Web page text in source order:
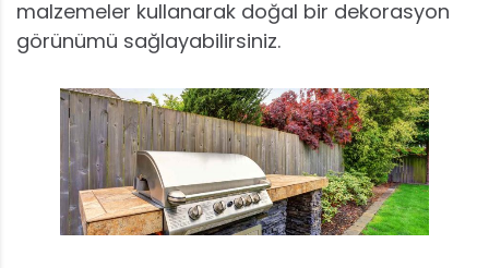
malzemeler kullanarak doğal bir dekorasyon
görünümü sağlayabilirsiniz.